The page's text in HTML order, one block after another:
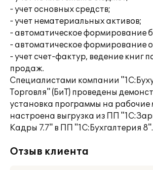
- учет основных средств;
- учет нематериальных активов;
- автоматическое формирование
- автоматическое формирование
- учет счет-фактур, ведение книг
продаж.
Специалистами компании
Торговля" (БиТ) проведены
установка программы на рабочие
настроена выгрузка из ПП
Кадры 7.7" в ПП "1С:Бухгалтерия 8".
Отзыв клиента